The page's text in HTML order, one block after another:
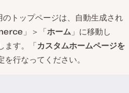
トップページは、自動生成され
」＞「ホーム 」に移動し
ます。「カスタムホームページを
を行なってください。